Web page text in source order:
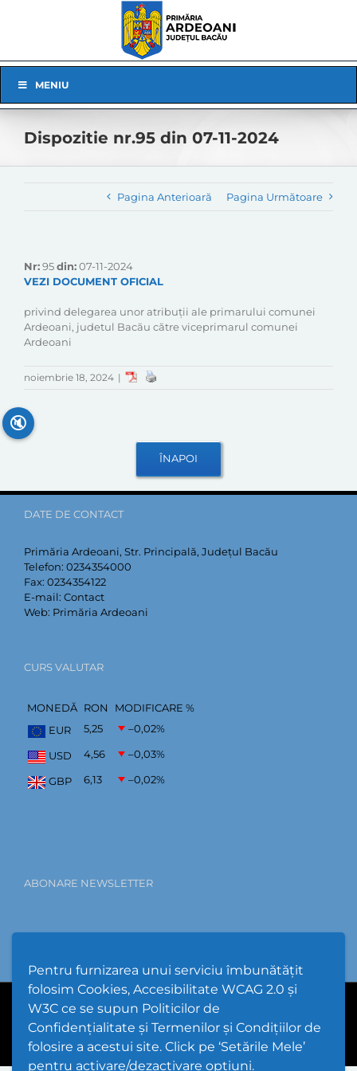
Pentru furnizarea unui serviciu îmbunătățit
folosim Cookies, Accesibilitate WCAG 2.0 și
W3C ce se supun Politicilor de
Confidențialitate și Termenilor și Condițiilor de
folosire a acestui site. Click pe ‘Setările Mele’
pentru activare/dezactivare opțiuni.
Navigation
MENIU
Dispozitie nr.95 din 07-11-2024
Pagina Anterioară Pagina Următoare
Nr:95din:07-11-2024
VEZI DOCUMENT OFICIAL
privind delegarea unor atribuții ale primarului comunei
Ardeoani, judetul Bacău către viceprimarul comunei
Ardeoani
noiembrie 18, 2024 |
DATE DE CONTACT
Primăria Ardeoani, Str. Principală, Județul Bacău
Telefon: 0234354000
Fax: 0234354122
E-mail: Contact
Web: Primăria Ardeoani
CURS VALUTAR
MONEDĂ RON
MODIFICARE %
EUR
5,25 –0,02%
USD 4,56 –0,03%
GBP 6,13 –0,02%
ABONARE NEWSLETTER
Hartă Website
🔇